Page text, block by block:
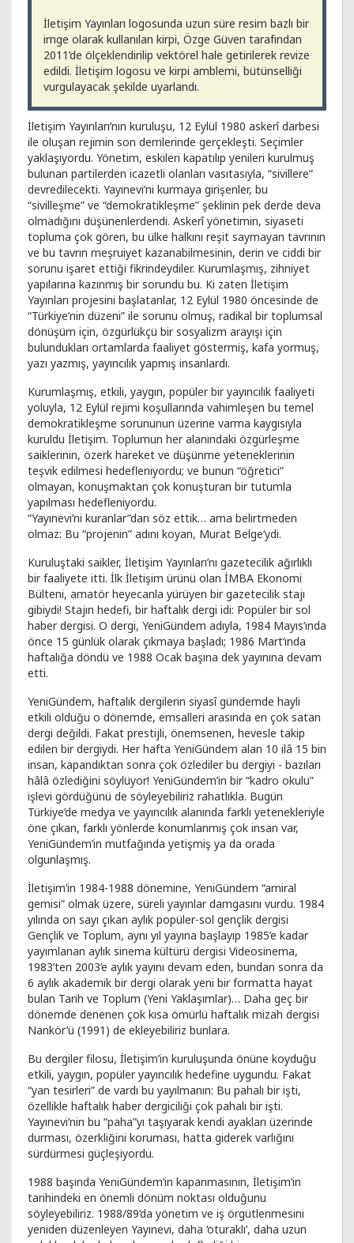
İletişim Yayınları logosunda uzun süre resim bazlı bir
imge olarak kullanılan kirpi, Özge Güven tarafından
2011’de ölçeklendirilip vektörel hale getirilerek revize
edildi. İletişim logosu ve kirpi amblemi, bütünselliği
vurgulayacak şekilde uyarlandı.
İletişim Yayınları’nın kuruluşu, 12 Eylül 1980 askerî darbesi
ile oluşan rejimin son demlerinde gerçekleşti. Seçimler
yaklaşıyordu. Yönetim, eskileri kapatılıp yenileri kurulmuş
bulunan partilerden icazetli olanları vasıtasıyla, “sivillere”
devredilecekti. Yayınevi’ni kurmaya girişenler, bu
“sivilleşme” ve “demokratikleşme” şeklinin pek derde deva
olmadığını düşünenlerdendi. Askerî yönetimin, siyaseti
topluma çok gören, bu ülke halkını reşit saymayan tavrının
ve bu tavrın meşruiyet kazanabilmesinin, derin ve ciddi bir
sorunu işaret ettiği fikrindeydiler. Kurumlaşmış, zihniyet
yapılarına kazınmış bir sorundu bu. Ki zaten İletişim
Yayınları projesini başlatanlar, 12 Eylül 1980 öncesinde de
“Türkiye’nin düzeni” ile sorunu olmuş, radikal bir toplumsal
dönüşüm için, özgürlükçü bir sosyalizm arayışı için
bulundukları ortamlarda faaliyet göstermiş, kafa yormuş,
yazı yazmış, yayıncılık yapmış insanlardı.
Kurumlaşmış, etkili, yaygın, popüler bir yayıncılık faaliyeti
yoluyla, 12 Eylül rejimi koşullarında vahimleşen bu temel
demokratikleşme sorununun üzerine varma kaygısıyla
kuruldu İletişim. Toplumun her alanındaki özgürleşme
saiklerinin, özerk hareket ve düşünme yeteneklerinin
teşvik edilmesi hedefleniyordu; ve bunun “öğretici”
olmayan, konuşmaktan çok konuşturan bir tutumla
yapılması hedefleniyordu.
“Yayınevi’ni kuranlar”dan söz ettik… ama belirtmeden
olmaz: Bu “projenin” adını koyan, Murat Belge’ydi.
Kuruluştaki saikler, İletişim Yayınları’nı gazetecilik ağırlıklı
bir faaliyete itti. İlk İletişim ürünü olan İMBA Ekonomi
Bülteni, amatör heyecanla yürüyen bir gazetecilik stajı
gibiydi! Stajın hedefi, bir haftalık dergi idi: Popüler bir sol
haber dergisi. O dergi, YeniGündem adıyla, 1984 Mayıs’ında
önce 15 günlük olarak çıkmaya başladı; 1986 Mart’ında
haftalığa döndü ve 1988 Ocak başına dek yayınına devam
etti.
YeniGündem, haftalık dergilerin siyasî gündemde hayli
etkili olduğu o dönemde, emsalleri arasında en çok satan
dergi değildi. Fakat prestijli, önemsenen, hevesle takip
edilen bir dergiydi. Her hafta YeniGündem alan 10 ilâ 15 bin
insan, kapandıktan sonra çok özlediler bu dergiyi - bazıları
hâlâ özlediğini söylüyor! YeniGündem’in bir “kadro okulu”
işlevi gördüğünü de söyleyebiliriz rahatlıkla. Bugün
Türkiye’de medya ve yayıncılık alanında farklı yetenekleriyle
öne çıkan, farklı yönlerde konumlanmış çok insan var,
YeniGündem’in mutfağında yetişmiş ya da orada
olgunlaşmış.
İletişim’in 1984-1988 dönemine, YeniGündem “amiral
gemisi” olmak üzere, süreli yayınlar damgasını vurdu. 1984
yılında on sayı çıkan aylık popüler-sol gençlik dergisi
Gençlik ve Toplum, aynı yıl yayına başlayıp 1985’e kadar
yayımlanan aylık sinema kültürü dergisi Videosinema,
1983’ten 2003’e aylık yayını devam eden, bundan sonra da
6 aylık akademik bir dergi olarak yeni bir formatta hayat
bulan Tarih ve Toplum (Yeni Yaklaşımlar)… Daha geç bir
dönemde denenen çok kısa ömürlü haftalık mizah dergisi
Nankör’ü (1991) de ekleyebiliriz bunlara.
Bu dergiler filosu, İletişim’in kuruluşunda önüne koyduğu
etkili, yaygın, popüler yayıncılık hedefine uygundu. Fakat
“yan tesirleri” de vardı bu yayılmanın: Bu pahalı bir işti,
özellikle haftalık haber dergiciliği çok pahalı bir işti.
Yayınevi’nin bu “paha”yı taşıyarak kendi ayakları üzerinde
durması, özerkliğini koruması, hatta giderek varlığını
sürdürmesi güçleşiyordu.
1988 başında YeniGündem’in kapanmasının, İletişim’in
tarihindeki en önemli dönüm noktası olduğunu
söyleyebiliriz. 1988/89’da yönetim ve iş örgütlenmesini
yeniden düzenleyen Yayınevi, daha ‘oturaklı’, daha uzun